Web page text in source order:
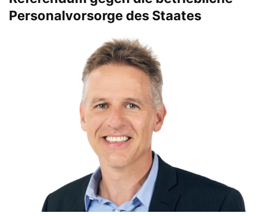
Personalvorsorge des Staates